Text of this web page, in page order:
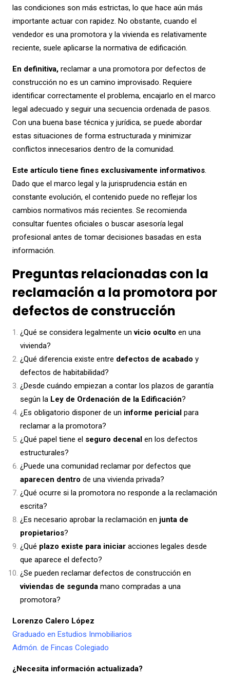
las condiciones son más estrictas, lo que hace aún más
importante actuar con rapidez. No obstante, cuando el
vendedor es una promotora y la vivienda es relativamente
reciente, suele aplicarse la normativa de edificación.
En definitiva,reclamar a una promotora por defectos de
construcción no es un camino improvisado. Requiere
identificar correctamente el problema, encajarlo en el marco
legal adecuado y seguir una secuencia ordenada de pasos.
Con una buena base técnica y jurídica, se puede abordar
estas situaciones de forma estructurada y minimizar
conflictos innecesarios dentro de la comunidad.
Este artículo tiene fines exclusivamente informativos.
Dado que el marco legal y la jurisprudencia están en
constante evolución, el contenido puede no reflejar los
cambios normativos más recientes. Se recomienda
consultar fuentes oficiales o buscar asesoría legal
profesional antes de tomar decisiones basadas en esta
información.
Preguntas relacionadas con la
reclamación a la promotora por
defectos de construcción
¿Qué se considera legalmente unvicio oculto en una
vivienda?
¿Qué diferencia existe entre defectos de acabado y
defectos de habitabilidad?
¿Desde cuándo empiezan a contar los plazos de garantía
según la Ley de Ordenación de la Edificación?
¿Es obligatorio disponer de un informe pericial para
reclamar a la promotora?
¿Qué papel tiene el seguro decenal en los defectos
estructurales?
¿Puede una comunidad reclamar por defectos que
aparecen dentro de una vivienda privada?
¿Qué ocurre si la promotora no responde a la reclamación
escrita?
¿Es necesario aprobar la reclamación en junta de
propietarios?
¿Qué plazo existe para iniciaracciones legales desde
que aparece el defecto?
¿Se pueden reclamar defectos de construcción en
viviendas de segundamano compradas a una
promotora?
Lorenzo Calero López
Graduado en Estudios Inmobiliarios
Admón. de Fincas Colegiado
¿Necesita información actualizada?